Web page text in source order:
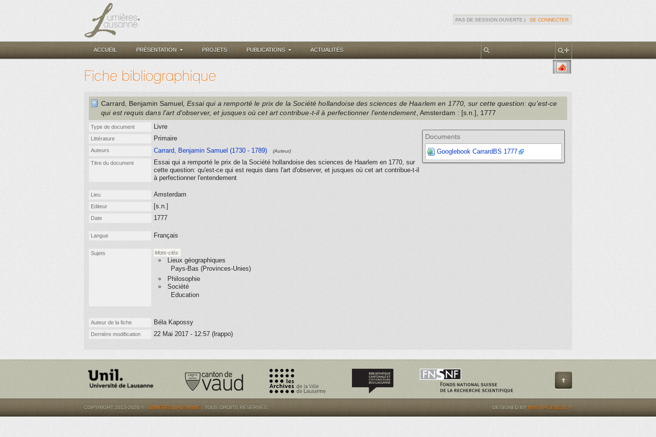
PAS DE SESSION OUVERTE | SE CONNECTER
ACCUEIL PRÉSENTATION PROJETS PUBLICATIONS ACTUALITÉS
Fiche bibliographique
Carrard, Benjamin Samuel , Essai qui a remporté le prix de la Société hollandoise des sciences de Haarlem en 1770, sur cette question: qu'est-ce
qui est requis dans l'art d'observer, et jusques où cet art contribue-t-il à perfectionner l'entendement, Amsterdam : [s.n.] , 1777
Documents
Googlebook CarrardBS 1777
Type de document Livre
Littérature Primaire
Auteurs Carrard, Benjamin Samuel (1730 - 1789) (Auteur)
Titre du document
Essai qui a remporté le prix de la Société hollandoise des sciences de Haarlem en 1770, sur
cette question: qu'est-ce qui est requis dans l'art d'observer, et jusques où cet art contribue-t-il
à perfectionner l'entendement
Lieu Amsterdam
Editeur [s.n.]
Date 1777
Langue Français
Sujets Mots-clés:
Lieux géographiques
Pays-Bas (Provinces-Unies)
Philosophie
Société
Education
Auteur de la fiche Béla Kapossy
Dernière modification 22 Mai 2017 - 12:57 (lrappo)
COPYRIGHT 2013-2026 © LUMIÈRES.LAUSANNE . TOUS DROITS RÉSERVÉS. DESIGNED BY INNOVAGENCY.CH